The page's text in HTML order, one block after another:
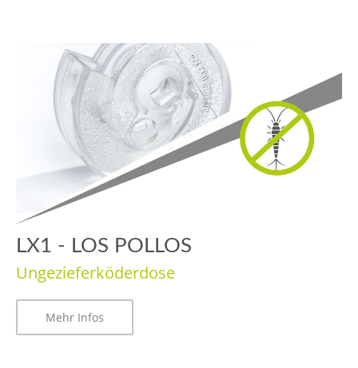
LX1 - LOS POLLOS
Ungezieferköderdose
Mehr Infos